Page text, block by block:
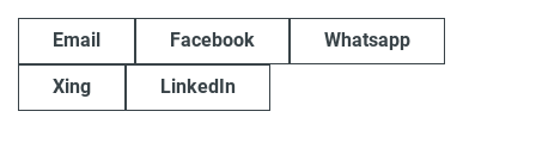
Email Facebook Whatsapp
Xing LinkedIn